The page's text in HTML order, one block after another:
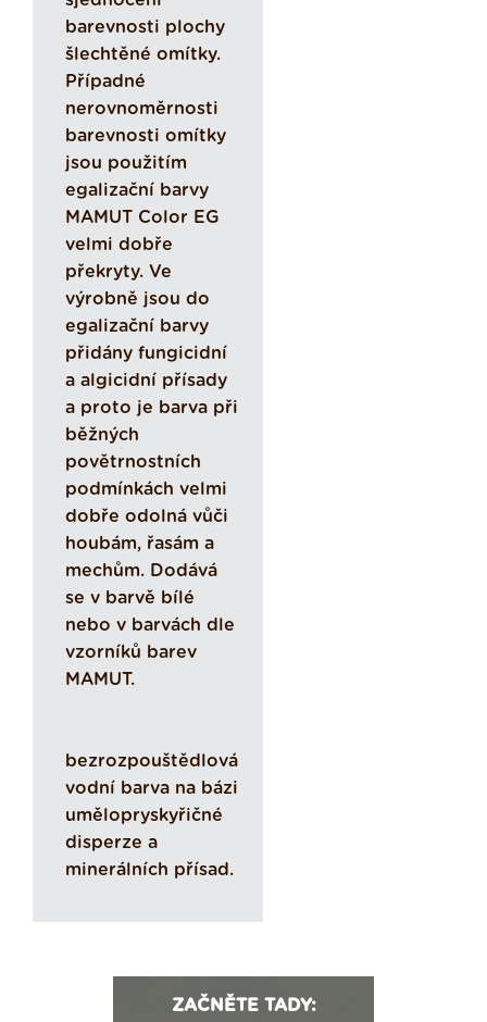
barevnosti plochy
šlechtěné omítky.
Případné
nerovnoměrnosti
barevnosti omítky
jsou použitím
egalizační barvy
MAMUT Color EG
velmi dobře
překryty. Ve
výrobně jsou do
egalizační barvy
přidány fungicidní
a algicidní přísady
a proto je barva při
běžných
povětrnostních
podmínkách velmi
dobře odolná vůči
houbám, řasám a
mechům. Dodává
se v barvě bílé
nebo v barvách dle
vzorníků barev
MAMUT.
bezrozpouštědlová
vodní barva na bázi
umělopryskyřičné
disperze a
minerálních přísad.
ZAČNĚTE TADY: